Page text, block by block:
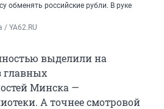
обменять российские рубли. В руке
/ YA62.RU
выделили на
главных
Минска —
А точнее смотровой